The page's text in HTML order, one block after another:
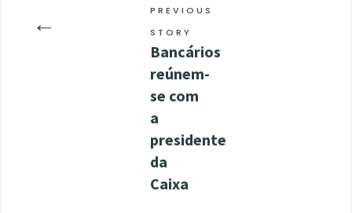
←
PREVIOUS
STORY
Bancários
reúnem-
se com
a
presidente
da
Caixa